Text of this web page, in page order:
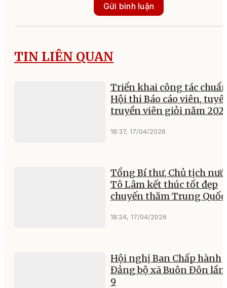
Gửi bình luận
TIN LIÊN QUAN
Triển khai công tác
Hội thi Báo cáo viên,
truyền viên giỏi năm
18:37, 17/04/2026
Tổng Bí thư, Chủ tịch
Tô Lâm kết thúc tốt đẹp
chuyến thăm Trung Quốc
18:24, 17/04/2026
Hội nghị Ban Chấp hành
Đảng bộ xã Buôn Đôn
9